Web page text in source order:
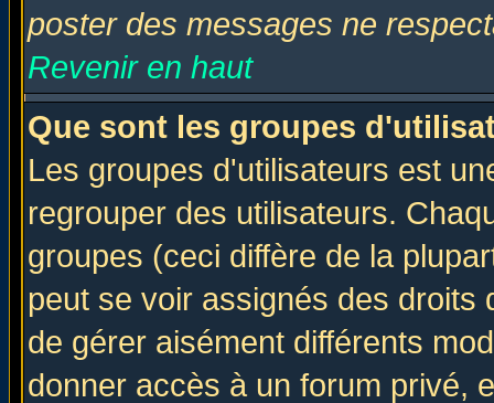
poster des messages ne
Revenir en haut
Que sont les groupes
Les groupes d'utilisateurs est
regrouper des utilisateurs.
groupes (ceci diffère de la
peut se voir assignés des
de gérer aisément différents
donner accès à un forum privé,